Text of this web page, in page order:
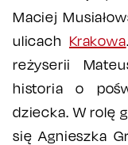
Maciej
ulicach Krakowa
reżyserii
historia o
dziecka. W rolę
się Agnieszka